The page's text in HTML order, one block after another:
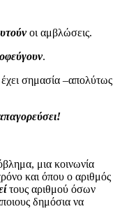
οι αμβλώσεις.
.
σημασία –απολύτως
μια κοινωνία
και όπου ο αριθμός
τους αριθμού όσων
δημόσια να